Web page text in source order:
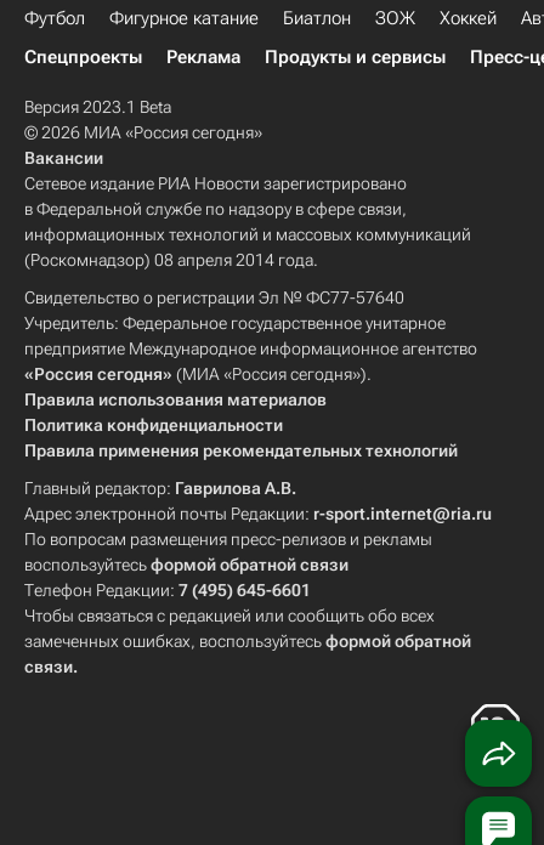
Футбол Фигурное катание Биатлон ЗОЖ Хоккей
Спецпроекты
Реклама Продукты и сервисы Пресс-
Версия 2023.1 Beta
© 2026 МИА «Россия сегодня»
Вакансии
Сетевое издание РИА Новости зарегистрировано
в Федеральной службе по надзору в сфере связи,
информационных технологий и массовых коммуникаций
(Роскомнадзор) 08 апреля 2014 года.
Свидетельство о регистрации Эл № ФС77-57640
Учредитель: Федеральное государственное унитарное
предприятие Международное информационное агентство
«Россия сегодня» (МИА «Россия сегодня»).
Правила использования материалов
Политика конфиденциальности
Правила применения рекомендательных технологий
Главный редактор: Гаврилова А.В.
Адрес электронной почты Редакции: r-sport.internet@ria.ru
По вопросам размещения пресс-релизов и рекламы
воспользуйтесьформой обратной связи
Телефон Редакции: 7 (495) 645-6601
Чтобы связаться с редакцией или сообщить обо всех
замеченных ошибках, воспользуйтесьформой обратной
связи.